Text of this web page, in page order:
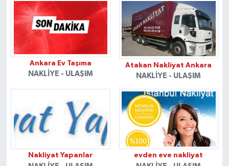
Ankara Ev Taşıma
NAKLİYE - ULAŞIM
Atakan Nakliyat Ankara
NAKLİYE - ULAŞIM
Nakliyat Yapanlar evden eve nakliyat